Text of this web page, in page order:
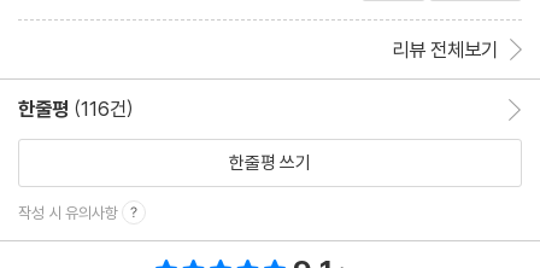
리뷰 전체보기
한줄평 (116건)
한줄평 쓰기
작성 시 유의사항